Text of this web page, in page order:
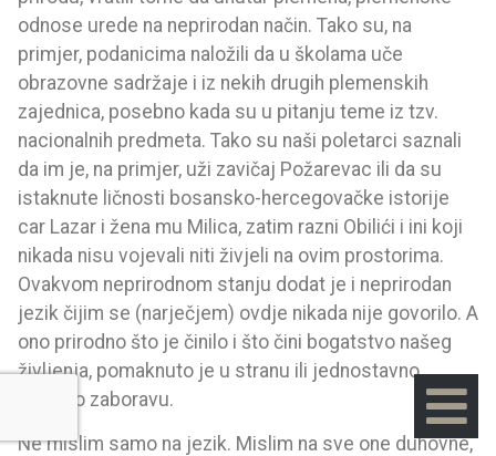
odnose urede na neprirodan način. Tako su, na
primjer, podanicima naložili da u školama uče
obrazovne sadržaje i iz nekih drugih plemenskih
zajednica, posebno kada su u pitanju teme iz tzv.
nacionalnih predmeta. Tako su naši poletarci saznali
da im je, na primjer, uži zavičaj Požarevac ili da su
istaknute ličnosti bosansko-hercegovačke istorije
car Lazar i žena mu Milica, zatim razni Obilići i ini koji
nikada nisu vojevali niti živjeli na ovim prostorima.
Ovakvom neprirodnom stanju dodat je i neprirodan
jezik čijim se (narječjem) ovdje nikada nije govorilo. A
ono prirodno što je činilo i što čini bogatstvo našeg
življenja, pomaknuto je u stranu ili jednostavno
predato zaboravu.
Ne mislim samo na jezik. Mislim na sve one duhovne,